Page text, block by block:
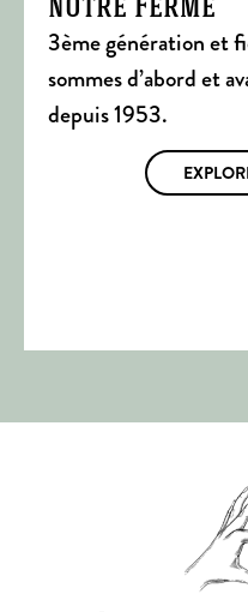
notre Ferme
3ème génération et
sommes d’abord et
depuis 1953.